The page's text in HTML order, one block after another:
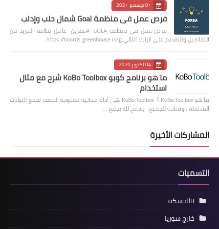
01 ديسمبر 2021
فرص عمل في منظمة Goal شمال حلب وإدلب
فرص عمل في منظمة GOLA #عفرين عامل نظافة لمزيد من
التفاصيل وللتقديم على الرابط التالي https://boards.greenhouse.io/g…
04 أكتوبر 2020
ما هو برنامج كوبو KoBo Toolbox شرح مع مثال
استخدام
ما هو KoBo Toolbox ؟ KoBo Toolbox هي أداة مجانية مفتوحة المصدر لجمع البيانات
المتنقلة ، ومتاحة للجميع. يسمح لك بجمع …
المشاركات الأخيرة
التسميات
#الحسكة
خارج سوريا